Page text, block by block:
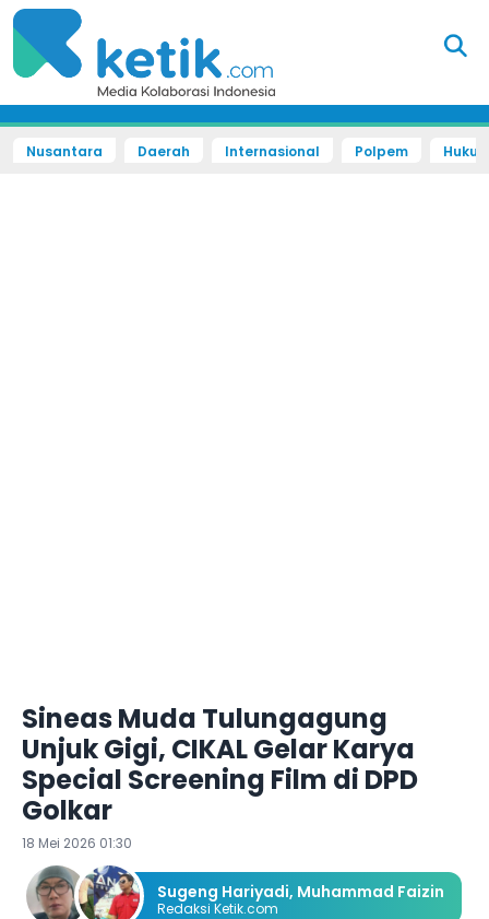
Nusantara Daerah Internasional Polpem
Sineas Muda Tulungagung
Unjuk Gigi, CIKAL Gelar Karya
Special Screening Film di DPD
Golkar
18 Mei 2026 01:30
Sugeng Hariyadi, Muhammad Faizin
Redaksi Ketik.com